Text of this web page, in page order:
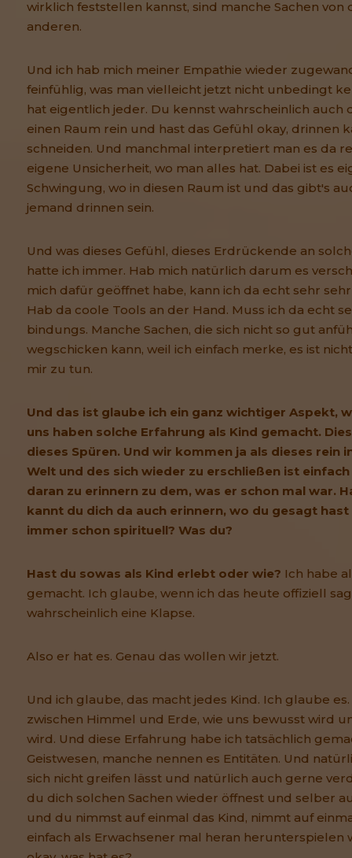
wirklich feststellen kannst, sind manche Sachen von
anderen.
Und ich hab mich meiner Empathie wieder
feinfühlig, was man vielleicht jetzt nicht unbedingt
hat eigentlich jeder. Du kennst wahrscheinlich auch
einen Raum rein und hast das Gefühl okay, drinnen
schneiden. Und manchmal interpretiert man es da
eigene Unsicherheit, wo man alles hat. Dabei ist es
Schwingung, wo in diesen Raum ist und das gibt's
jemand drinnen sein.
Und was dieses Gefühl, dieses Erdrückende an
hatte ich immer. Hab mich natürlich darum es
mich dafür geöffnet habe, kann ich da echt sehr
Hab da coole Tools an der Hand. Muss ich da echt
bindungs. Manche Sachen, die sich nicht so gut
wegschicken kann, weil ich einfach merke, es ist
mir zu tun.
Und das ist glaube ich ein ganz wichtiger Aspekt,
uns haben solche Erfahrung als Kind gemacht.
dieses Spüren. Und wir kommen ja als dieses rein
Welt und des sich wieder zu erschließen ist
daran zu erinnern zu dem, was er schon mal war.
kannt du dich da auch erinnern, wo du gesagt
immer schon spirituell? Was du?
Hast du sowas als Kind erlebt oder wie? Ich habe
gemacht. Ich glaube, wenn ich das heute offiziell
wahrscheinlich eine Klapse.
Also er hat es. Genau das wollen wir jetzt.
Und ich glaube, das macht jedes Kind. Ich glaube
zwischen Himmel und Erde, wie uns bewusst wird
wird. Und diese Erfahrung habe ich tatsächlich
Geistwesen, manche nennen es Entitäten. Und
sich nicht greifen lässt und natürlich auch gerne
du dich solchen Sachen wieder öffnest und selber
und du nimmst auf einmal das Kind, nimmt auf
einfach als Erwachsener mal heran